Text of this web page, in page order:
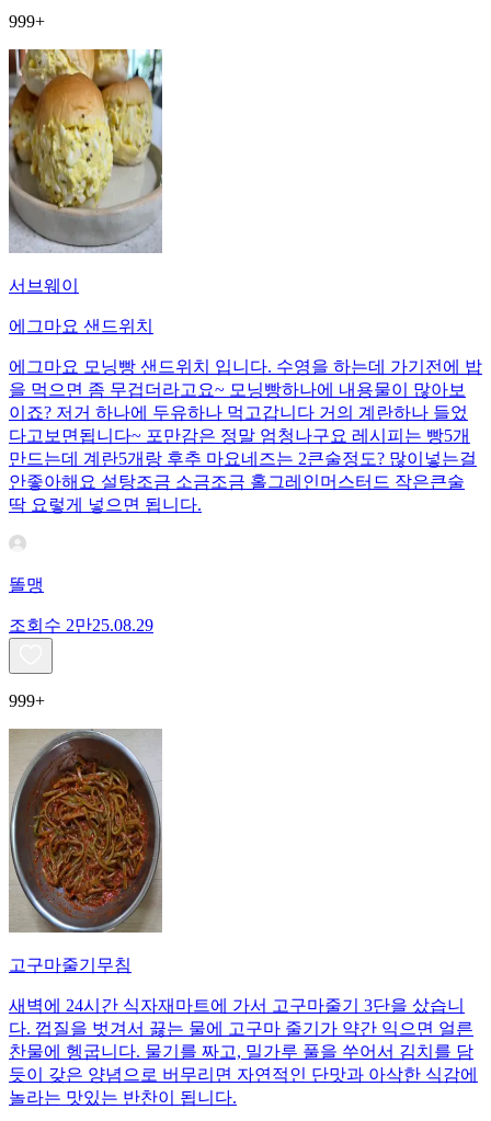
999+
서브웨이
에그마요 샌드위치
에그마요 모닝빵 샌드위치 입니다. 수영을 하는데 가기전에 밥
을 먹으면 좀 무겁더라고요~ 모닝빵하나에 내용물이 많아보
이죠? 저거 하나에 두유하나 먹고갑니다 거의 계란하나 들었
다고보면됩니다~ 포만감은 정말 엄청나구요 레시피는 빵5개
만드는데 계란5개랑 후추 마요네즈는 2큰술정도? 많이넣는걸
안좋아해요 설탕조금 소금조금 홀그레인머스터드 작은큰술
딱 요렇게 넣으면 됩니다.
똘맹
조회수 2만25.08.29
999+
고구마줄기무침
새벽에 24시간 식자재마트에 가서 고구마줄기 3단을 샀습니
다. 껍질을 벗겨서 끓는 물에 고구마 줄기가 약간 익으면 얼른
찬물에 헹굽니다. 물기를 짜고, 밀가루 풀을 쑤어서 김치를 담
듯이 갖은 양념으로 버무리면 자연적인 단맛과 아삭한 식감에
놀라는 맛있는 반찬이 됩니다.